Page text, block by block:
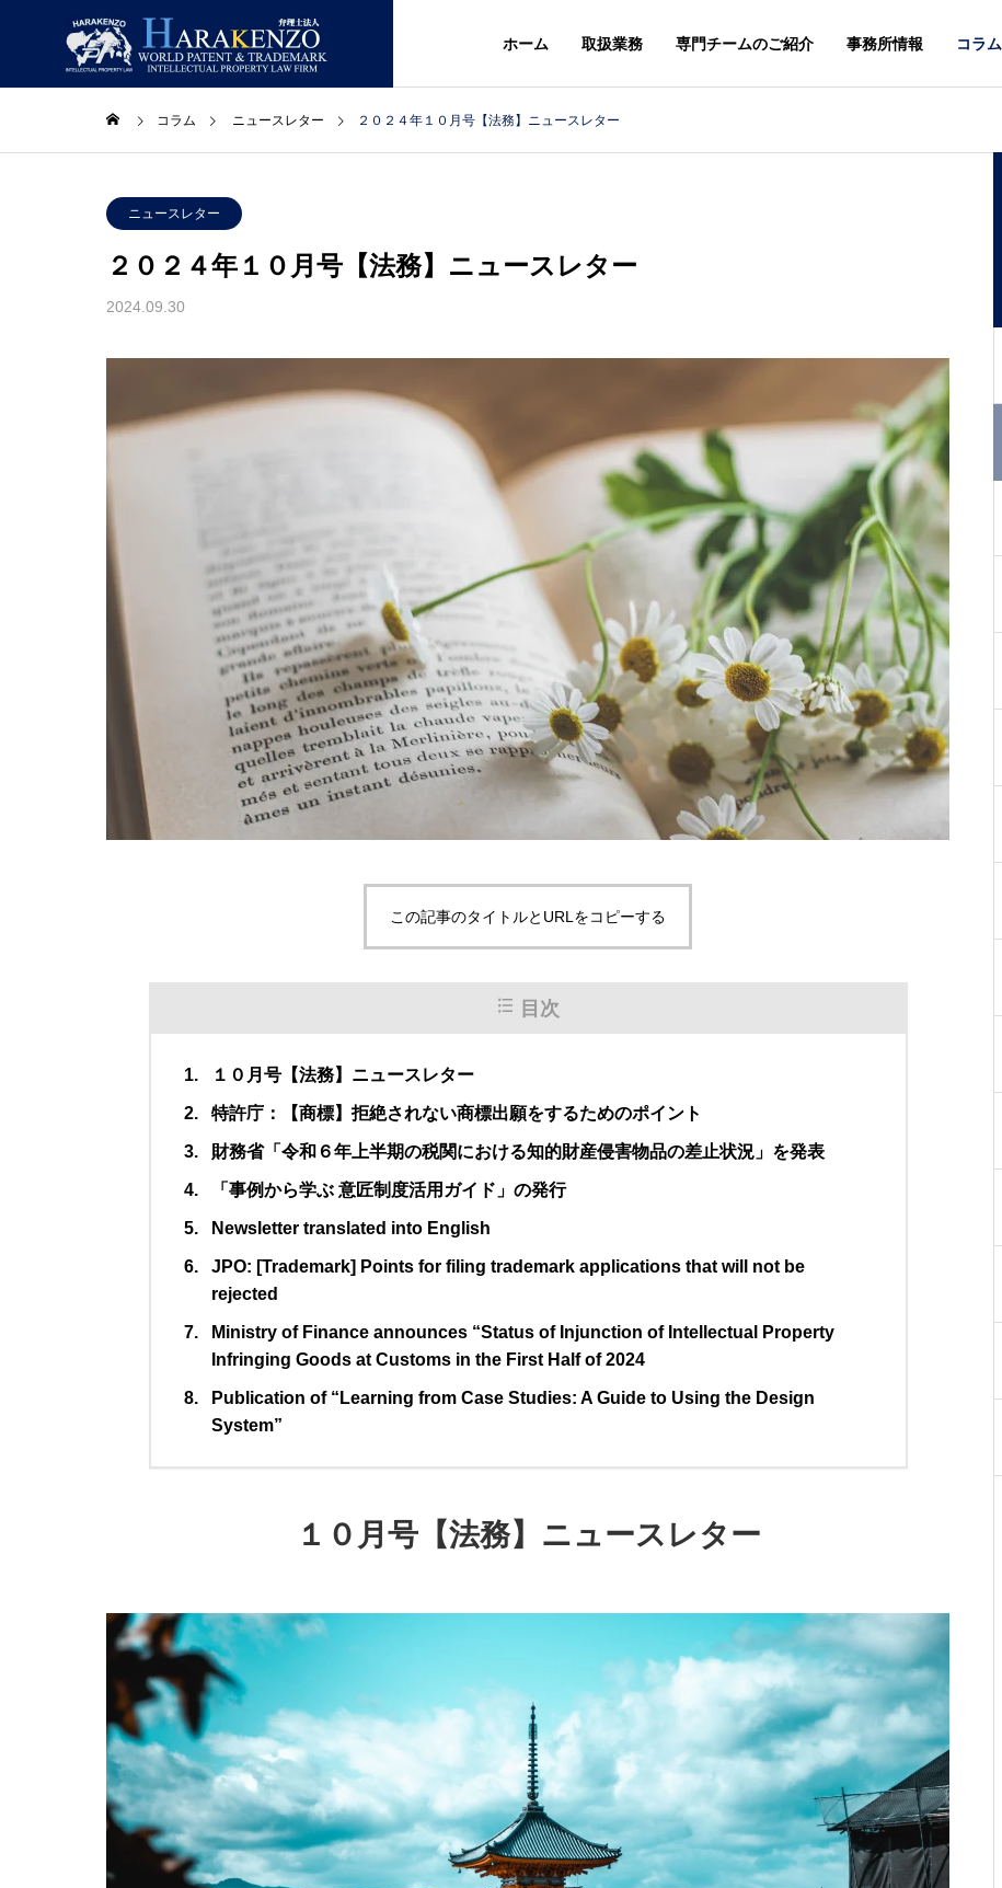
ホーム 取扱業務 専門チームのご紹介 事務所情報 コラム
取扱業務
PATENT
特許・実用新案
MARK & DESIGN
商標・意匠
GLOBAL
外国・知財翻訳
事務所情報
主要スタッフ
コラム
２０２６年８月号【総合】ニ
ュースレター
ュースレター
２０２６年７月号【総合】ニ
ュースレター
コラム ニュースレター ２０２４年１０月号【法務】ニュースレター
ニュースレター
２０２４年１０月号【法務】ニュースレター
2024.09.30
この記事のタイトルとURLをコピーする
目次
１０月号【法務】ニュースレター
特許庁：【商標】拒絶されない商標出願をするためのポイント
財務省「令和６年上半期の税関における知的財産侵害物品の差止状況」を発表
「事例から学ぶ 意匠制度活⽤ガイド」の発行
Newsletter translated into English
JPO: [Trademark] Points for filing trademark applications that will not be
rejected
Ministry of Finance announces “Status of Injunction of Intellectual Property
Infringing Goods at Customs in the First Half of 2024
Publication of “Learning from Case Studies: A Guide to Using the Design
System”
１０月号【法務】ニュースレター